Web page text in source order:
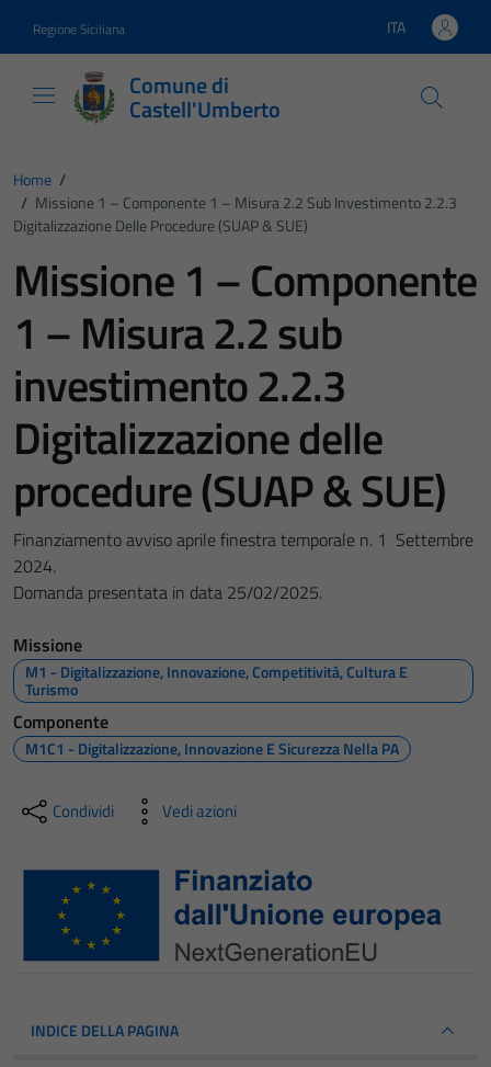
Regione Siciliana Lingua attiva:
ITA
Comune di
Castell'Umberto
Home /
/ Missione 1 – Componente 1 – Misura 2.2 Sub Investimento 2.2.3
Digitalizzazione Delle Procedure (SUAP & SUE)
Missione 1 – Componente
1 – Misura 2.2 sub
investimento 2.2.3
Digitalizzazione delle
procedure (SUAP & SUE)
Finanziamento avviso aprile finestra temporale n. 1 Settembre
2024.
Domanda presentata in data 25/02/2025.
Missione
M1 - Digitalizzazione, Innovazione, Competitività, Cultura E
Turismo
Componente
M1C1 - Digitalizzazione, Innovazione E Sicurezza Nella PA
Condividi Vedi azioni
INDICE DELLA PAGINA